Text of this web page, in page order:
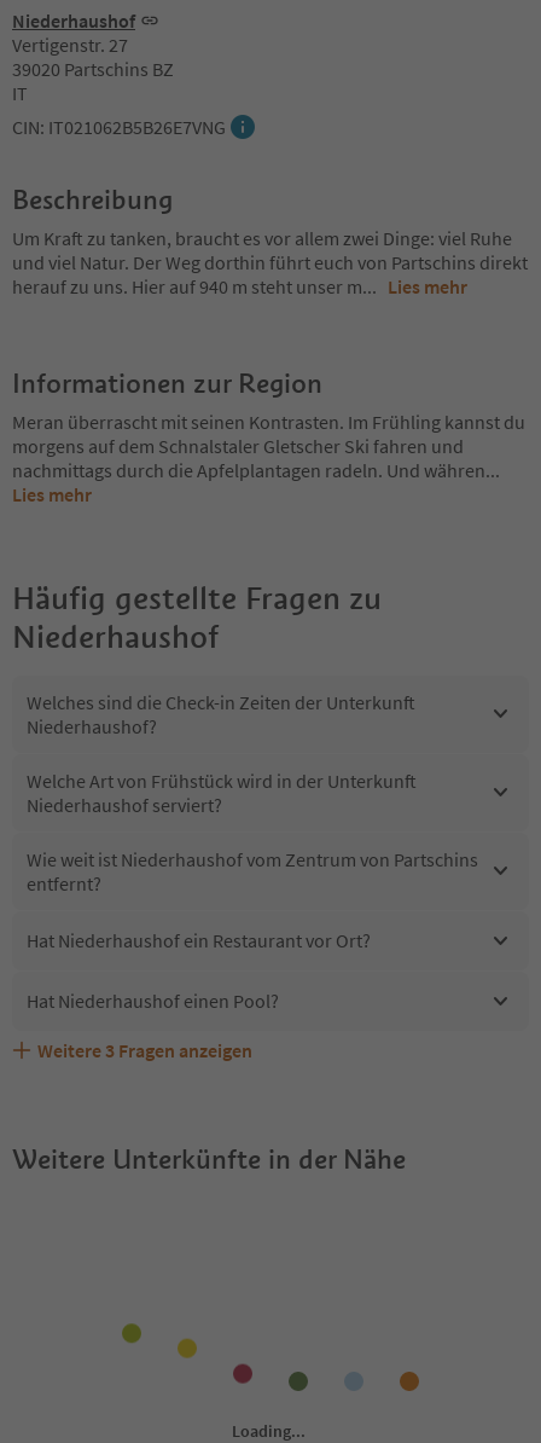
Niederhaushof
Vertigenstr. 27
39020 Partschins BZ
IT
CIN: IT021062B5B26E7VNG
Beschreibung
Um Kraft zu tanken, braucht es vor allem zwei Dinge: viel Ruhe
und viel Natur. Der Weg dorthin führt euch von Partschins direkt
herauf zu uns. Hier auf 940 m steht unser m... Lies mehr
Informationen zur Region
Meran überrascht mit seinen Kontrasten. Im Frühling kannst du
morgens auf dem Schnalstaler Gletscher Ski fahren und
nachmittags durch die Apfelplantagen radeln. Und währen...
Lies mehr
Häufig gestellte Fragen zu
Niederhaushof
Welches sind die Check-in Zeiten der Unterkunft
Niederhaushof?
Welche Art von Frühstück wird in der Unterkunft
Niederhaushof serviert?
Wie weit ist Niederhaushof vom Zentrum von Partschins
entfernt?
Hat Niederhaushof ein Restaurant vor Ort?
Hat Niederhaushof einen Pool?
Sind Haustiere in der Unterkunft Niederhaushof erlaubt?
Welche Services bietet Niederhaushof?
Erhalten die Gäste von Niederhaushof einen Südtirol
Weitere 3 Fragen anzeigen
Weitere Unterkünfte in der Nähe